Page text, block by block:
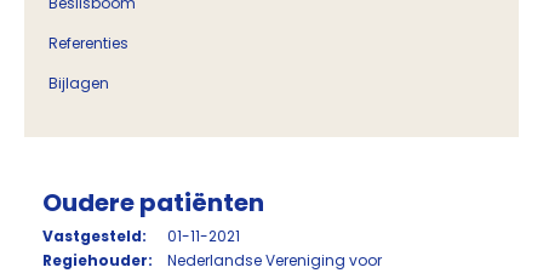
Referenties
Bijlagen
Oudere patiënten
Vastgesteld:
01-11-2021
Regiehouder:
Nederlandse Vereniging voor